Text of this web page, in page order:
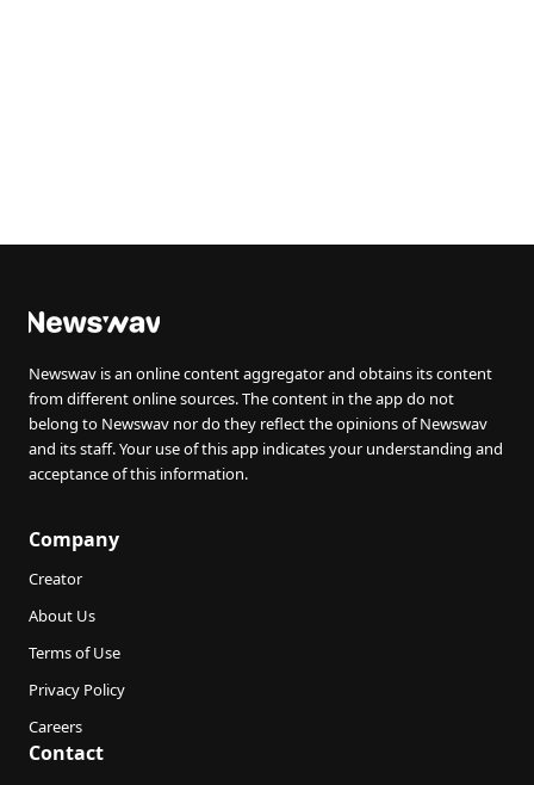
Newswav is an online content aggregator and obtains its content
from different online sources. The content in the app do not
belong to Newswav nor do they reflect the opinions of Newswav
and its staff. Your use of this app indicates your understanding and
acceptance of this information.
Company
Creator
About Us
Terms of Use
Privacy Policy
Careers
Contact